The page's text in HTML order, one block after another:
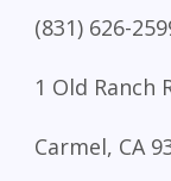
(831) 626-
1 Old Ranch
Carmel, CA